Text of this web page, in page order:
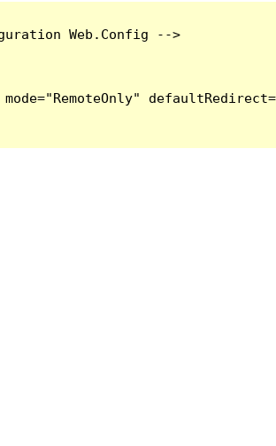
Web.Config -->